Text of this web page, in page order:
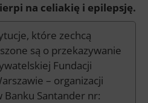
na celiakię i epilepsję.
które zechcą
są o przekazywanie
Fundacji
– organizacji
Santander nr: